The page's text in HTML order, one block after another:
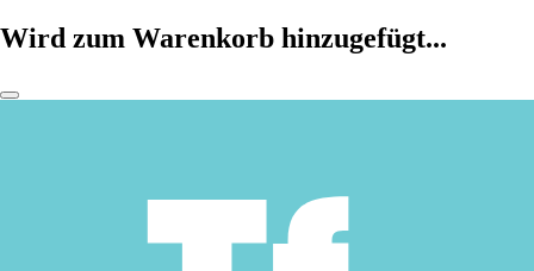
Wird zum Warenkorb hinzugefügt...